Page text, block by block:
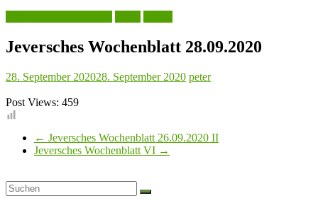
Jeversches Wochenblatt 28.09.2020
28. September 202028. September 2020 peter
Post Views: 459
← Jeversches Wochenblatt 26.09.2020 II
Jeversches Wochenblatt VI →